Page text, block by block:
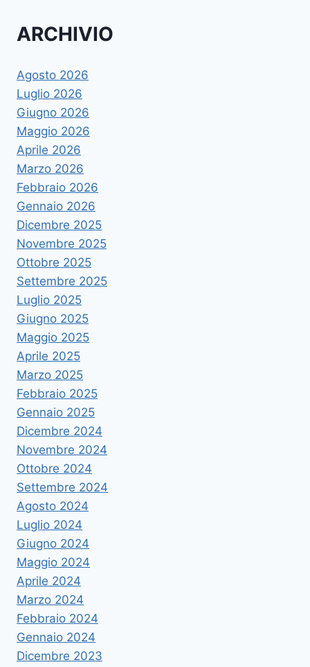
ARCHIVIO
Agosto 2026
Luglio 2026
Giugno 2026
Maggio 2026
Aprile 2026
Marzo 2026
Febbraio 2026
Gennaio 2026
Dicembre 2025
Novembre 2025
Ottobre 2025
Settembre 2025
Luglio 2025
Giugno 2025
Maggio 2025
Aprile 2025
Marzo 2025
Febbraio 2025
Gennaio 2025
Dicembre 2024
Novembre 2024
Ottobre 2024
Settembre 2024
Agosto 2024
Luglio 2024
Giugno 2024
Maggio 2024
Aprile 2024
Marzo 2024
Febbraio 2024
Gennaio 2024
Dicembre 2023